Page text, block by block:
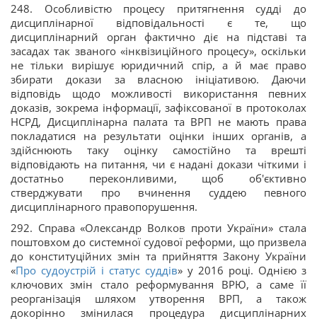
248. Особливістю процесу притягнення судді до
дисциплінарної відповідальності є те, що
дисциплінарний орган фактично діє на підставі та
засадах так званого «інквізиційного процесу», оскільки
не тільки вирішує юридичний спір, а й має право
збирати докази за власною ініціативою. Даючи
відповідь щодо можливості використання певних
доказів, зокрема інформації, зафіксованої в протоколах
НСРД, Дисциплінарна палата та ВРП не мають права
покладатися на результати оцінки інших органів, а
здійснюють таку оцінку самостійно та врешті
відповідають на питання, чи є надані докази чіткими і
достатньо переконливими, щоб об'єктивно
стверджувати про вчинення суддею певного
дисциплінарного правопорушення.
292. Справа «Олександр Волков проти України» стала
поштовхом до системної судової реформи, що призвела
до конституційних змін та прийняття Закону України
«Про судоустрій і статус суддів» у 2016 році. Однією з
ключових змін стало реформування ВРЮ, а саме її
реорганізація шляхом утворення ВРП, а також
докорінно змінилася процедура дисциплінарних